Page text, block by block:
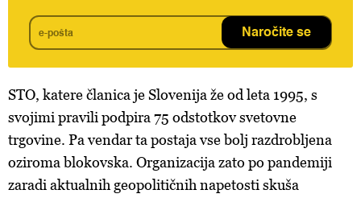
Naročite se
STO, katere članica je Slovenija že od leta 1995, s
svojimi pravili podpira 75 odstotkov svetovne
trgovine. Pa vendar ta postaja vse bolj razdrobljena
oziroma blokovska. Organizacija zato po pandemiji
zaradi aktualnih geopolitičnih napetosti skuša